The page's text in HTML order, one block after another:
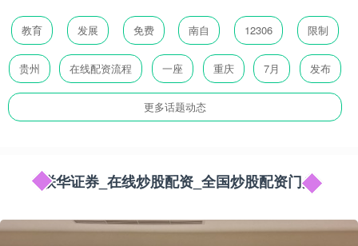
教育 发展 免费 南自 12306 限制
贵州 在线配资流程 一座 重庆 7月 发布
更多话题动态
联华证券_在线炒股配资_全国炒股配资门户